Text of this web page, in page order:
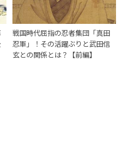
戦国時代屈指の忍者集団「真田
忍軍」！その活躍ぶりと武田信
玄との関係とは？【前編】